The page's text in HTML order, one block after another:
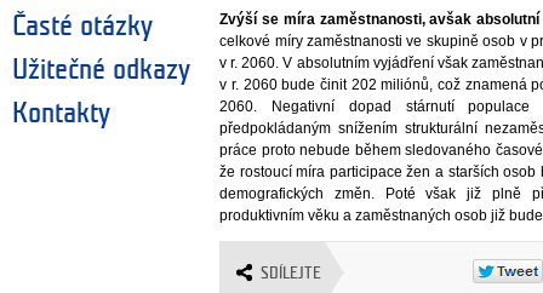
Časté otázky
Užitečné odkazy
Kontakty
Zvýší se míra zaměstnanosti, avšak
celkové míry zaměstnanosti ve skupině osob v
v r. 2060. V absolutním vyjádření však
v r. 2060 bude činit 202 miliónů, což znamená
2060. Negativní dopad stárnutí
předpokládaným snížením strukturální
práce proto nebude během sledovaného
že rostoucí míra participace žen a starších
demografických změn. Poté však již plně
produktivním věku a zaměstnaných osob již
SDÍLEJTE